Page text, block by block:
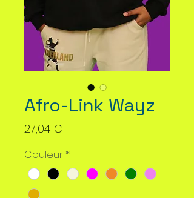
Afro-Link Wayz
27,04 €
Couleur *